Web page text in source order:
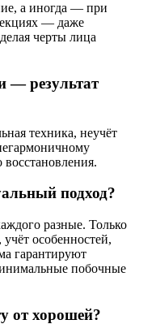
а иногда — при
— даже
черты лица
— результат
техника, неучёт
восстановления.
подход?
разные. Только
особенностей,
гарантируют
побочные
от хорошей?